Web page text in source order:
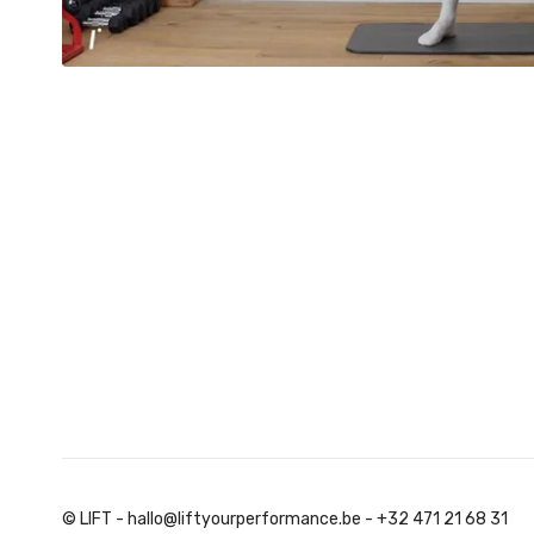
© LIFT - hallo@liftyourperformance.be - +32 471 21 68 31